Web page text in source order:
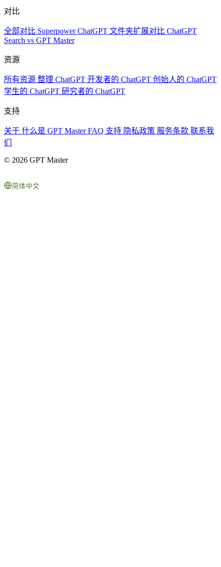
对比
全部对比 Superpower ChatGPT 文件夹扩展对比 ChatGPT
Search vs GPT Master
资源
所有资源 整理 ChatGPT 开发者的 ChatGPT 创始人的 ChatGPT
学生的 ChatGPT 研究者的 ChatGPT
支持
关于 什么是 GPT MasterFAQ 支持 隐私政策 服务条款 联系我
们
© 2026 GPT Master
简体中文